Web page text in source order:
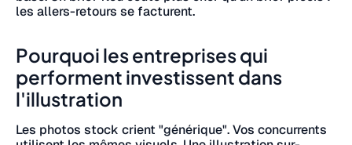
les allers-retours se facturent.
Pourquoi les entreprises qui
performent investissent dans
l'illustration
Les photos stock crient "générique". Vos concurrents